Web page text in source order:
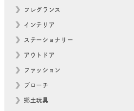
フレグランス
インテリア
ステーショナリー
アウトドア
ファッション
ブローチ
郷土玩具